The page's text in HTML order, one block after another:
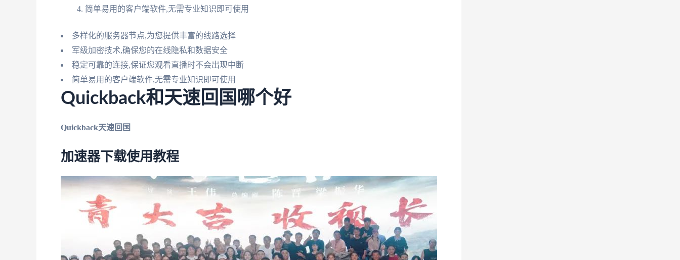
简单易用的客户端软件,无需专业知识即可使用
多样化的服务器节点,为您提供丰富的线路选择
军级加密技术,确保您的在线隐私和数据安全
稳定可靠的连接,保证您观看直播时不会出现中断
简单易用的客户端软件,无需专业知识即可使用
Quickback和天速回国哪个好
Quickback天速回国
加速器下载使用教程